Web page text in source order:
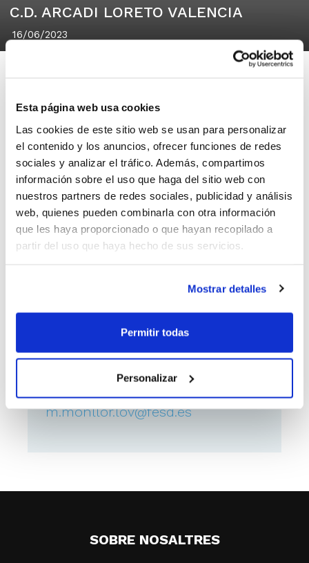
Esta página web usa cookies
Las cookies de este sitio web se usan para personalizar
el contenido y los anuncios, ofrecer funciones de redes
sociales y analizar el tráfico. Además, compartimos
información sobre el uso que haga del sitio web con
nuestros partners de redes sociales, publicidad y análisis
web, quienes pueden combinarla con otra información
que les haya proporcionado o que hayan recopilado a
partir del uso que haya hecho de sus servicios.
Mostrar detalles
Permitir todas
Personalizar
C.D. ARCADI LORETO VALENCIA
16/06/2023
C.D. ARCADI LORETO VALENCIA
C/ Salamanca 55 (46005) Centro de
Valencia
El C.D. ARCADI LORETO VALENCIA
busca jugadores/as para completar los
equipos de cara a la temporada que
con el anunciante
CONTACTO:
m.monllor.lov@fesd.es
SOBRE NOSALTRES